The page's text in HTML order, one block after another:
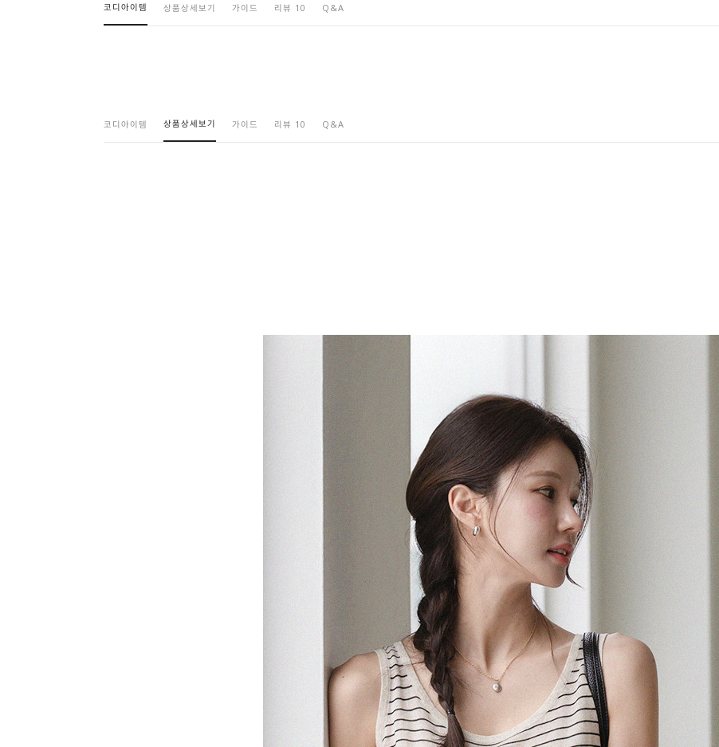
코디아이템 상품상세보기 가이드 리뷰 10 Q&A
코디아이템 상품상세보기 가이드 리뷰 10 Q&A